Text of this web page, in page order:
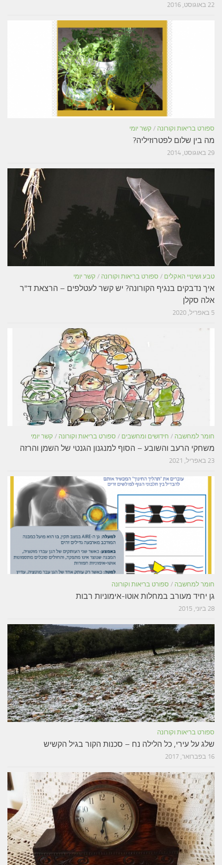
22 באוגוסט, 2016
ספורט בריאות וקורונה / קשר יומי
מה בין שלום לפטרוזיליה?
29 באוגוסט, 2014
טבע ושינויי האקלים / ספורט בריאות וקורונה / קשר יומי
איך נדבקים בנגיף הקורונה? יש קשר לעטלפים – הרצאת ד"ר
אלה סקלן
5 באפריל, 2020
חומר למחשבה / חידושים ומחשבים / ספורט בריאות וקורונה / קשר יומי
משחקי הרעב והשובע – הסוף למנגנון הגנטי של השמן והרזה
23 באפריל, 2021
חומר למחשבה / ספורט בריאות וקורונה
גן יחיד מעורב במחלות אוטו-אימוניות רבות
28 ביוני, 2015
ספורט בריאות וקורונה
שלג על עירי, כל הלילה נח – סכנות הקור בגיל הקשיש
16 בפברואר, 2017